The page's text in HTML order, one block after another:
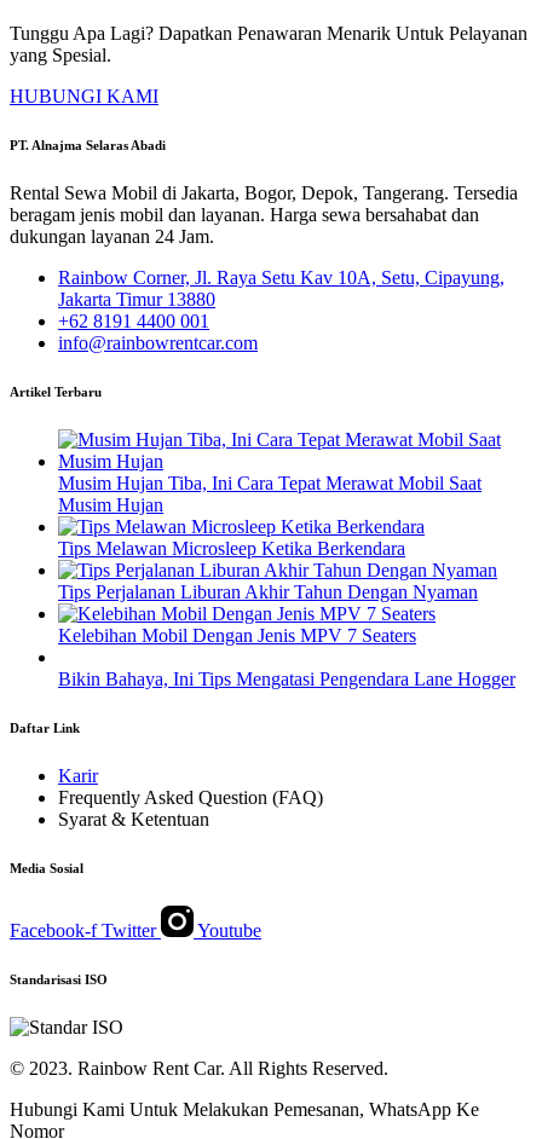
Tunggu Apa Lagi? Dapatkan Penawaran Menarik Untuk Pelayanan
yang Spesial.
HUBUNGI KAMI
PT. Alnajma Selaras Abadi
Rental Sewa Mobil di Jakarta, Bogor, Depok, Tangerang. Tersedia
beragam jenis mobil dan layanan. Harga sewa bersahabat dan
dukungan layanan 24 Jam.
Rainbow Corner, Jl. Raya Setu Kav 10A, Setu, Cipayung,
Jakarta Timur 13880
+62 8191 4400 001
info@rainbowrentcar.com
Artikel Terbaru
Musim Hujan Tiba, Ini Cara Tepat Merawat Mobil Saat
Musim Hujan
Tips Melawan Microsleep Ketika Berkendara
Tips Perjalanan Liburan Akhir Tahun Dengan Nyaman
Kelebihan Mobil Dengan Jenis MPV 7 Seaters
Bikin Bahaya, Ini Tips Mengatasi Pengendara Lane Hogger
Daftar Link
Karir
Frequently Asked Question (FAQ)
Syarat & Ketentuan
Media Sosial
Facebook-f Twitter Youtube
Standarisasi ISO
© 2023. Rainbow Rent Car. All Rights Reserved.
Hubungi Kami Untuk Melakukan Pemesanan, WhatsApp Ke
Nomor